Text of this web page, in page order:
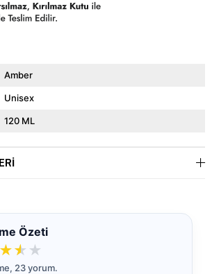
Amber
Unisex
120 ML
Özeti
★★ ★
23 yorum.